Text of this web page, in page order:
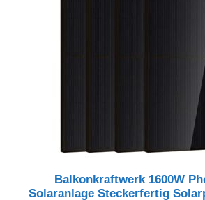
Balkonkraftwerk 1600W
Solaranlage Steckerfertig